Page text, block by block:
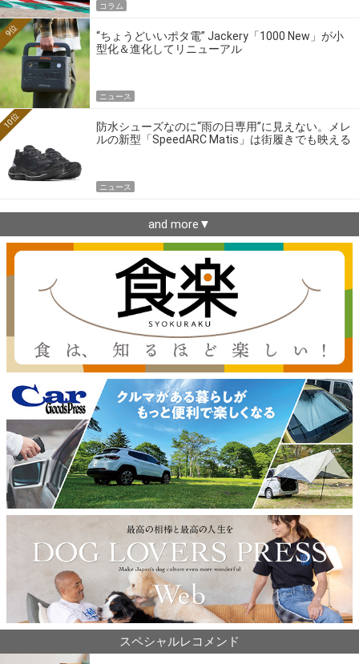
コラム
“ちょうどいいポタ電” Jackery「1000 New」が小
型化＆進化してリニューアル
9位
ニュース
防水シューズなのに“雨の日専用”に見えない。メレ
ルの新型「SpeedARC Matis」は街履きでも映える
10位
ニュース
and more▼
スペシャルレコメンド